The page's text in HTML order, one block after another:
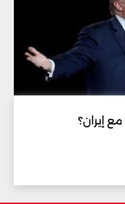
إيران؟